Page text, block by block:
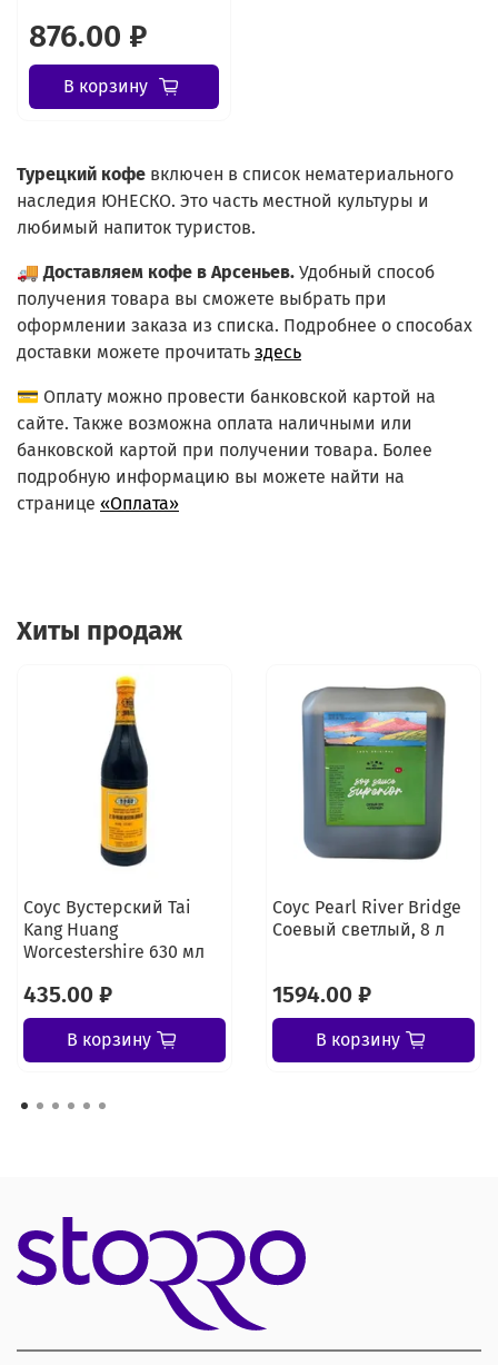
876.00 ₽
В корзину
Турецкий кофе включен в список нематериального
наследия ЮНЕСКО. Это часть местной культуры и
любимый напиток туристов.
🚚Доставляем кофе в Арсеньев. Удобный способ
получения товара вы сможете выбрать при
оформлении заказа из списка. Подробнее о способах
доставки можете прочитать здесь
💳 Оплату можно провести банковской картой на
сайте. Также возможна оплата наличными или
банковской картой при получении товара. Более
подробную информацию вы можете найти на
странице «Оплата»
Хиты продаж
Соус Вустерский Tai
Kang Huang
Worcestershire 630 мл
435.00 ₽
В корзину
Соус Pearl River Bridge
Соевый светлый, 8 л
1594.00 ₽
В корзину